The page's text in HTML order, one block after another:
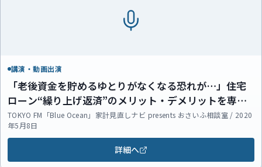
講演・動画出演
「老後資金を貯めるゆとりがなくなる恐れが…」住宅
ローン“繰り上げ返済”のメリット・デメリットを専門
家が解説！
TOKYO FM「Blue Ocean」家計見直しナビ presents おさいふ相談室 / 2020
年5月8日
詳細へ